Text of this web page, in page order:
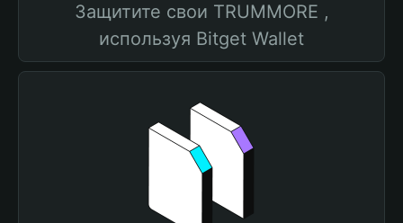
Защитите свои TRUMMORE ,
используя Bitget Wallet